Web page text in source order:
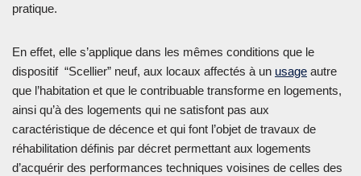
pratique.
En effet, elle s’applique dans les mêmes conditions que le
dispositif “Scellier” neuf, aux locaux affectés à un usage autre
que l’habitation et que le contribuable transforme en logements,
ainsi qu’à des logements qui ne satisfont pas aux
caractéristique de décence et qui font l’objet de travaux de
réhabilitation définis par décret permettant aux logements
d’acquérir des performances techniques voisines de celles des